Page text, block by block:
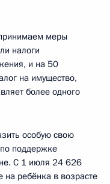
меры
налоги
и на 50
на имущество,
более одного
особую свою
поддержке
С 1 июля 24 626
на ребёнка в возрасте